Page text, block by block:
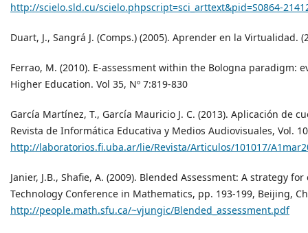
http://scielo.sld.cu/scielo.phpscript=sci_arttext&pid=S0864-
Duart, J., Sangrá J. (Comps.) (2005). Aprender en la Virtualidad.
Ferrao, M. (2010). E-assessment within the Bologna paradigm:
Higher Education. Vol 35, Nº 7:819-830
García Martínez, T., García Mauricio J. C. (2013). Aplicación de
Revista de Informática Educativa y Medios Audiovisuales, Vol.
http://laboratorios.fi.uba.ar/lie/Revista/Articulos/101017/
Janier, J.B., Shafie, A. (2009). Blended Assessment: A strategy
Technology Conference in Mathematics, pp. 193-199, Beijing,
http://people.math.sfu.ca/~vjungic/Blended_assessment.pdf